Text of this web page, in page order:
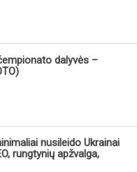
dalyvės –
nusileido Ukrainai
rungtynių apžvalga,